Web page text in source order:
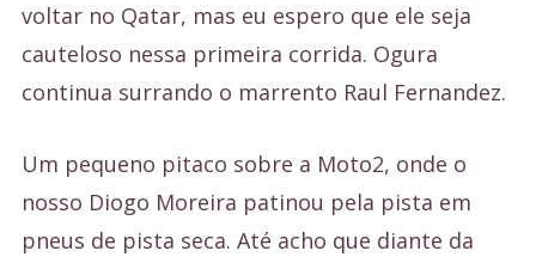
voltar no Qatar, mas eu espero que ele seja
cauteloso nessa primeira corrida. Ogura
continua surrando o marrento Raul Fernandez.
Um pequeno pitaco sobre a Moto2, onde o
nosso Diogo Moreira patinou pela pista em
pneus de pista seca. Até acho que diante da